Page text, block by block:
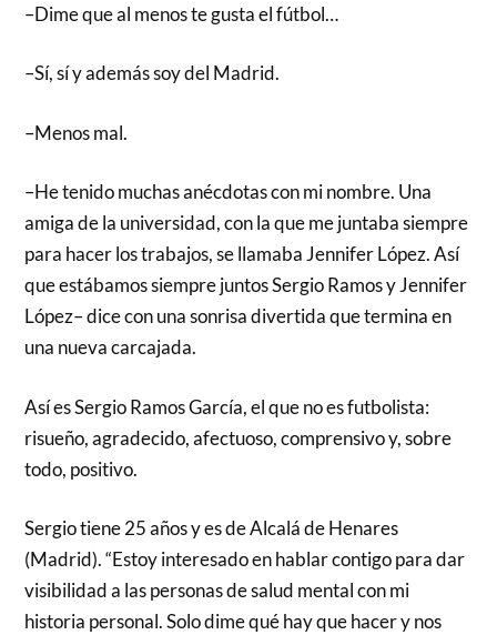
–Dime que al menos te gusta el fútbol…
–Sí, sí y además soy del Madrid.
–Menos mal.
–He tenido muchas anécdotas con mi nombre. Una
amiga de la universidad, con la que me juntaba siempre
para hacer los trabajos, se llamaba Jennifer López. Así
que estábamos siempre juntos Sergio Ramos y Jennifer
López– dice con una sonrisa divertida que termina en
una nueva carcajada.
Así es Sergio Ramos García, el que no es futbolista:
risueño, agradecido, afectuoso, comprensivo y, sobre
todo, positivo.
Sergio tiene 25 años y es de Alcalá de Henares
(Madrid). “Estoy interesado en hablar contigo para dar
visibilidad a las personas de salud mental con mi
historia personal. Solo dime qué hay que hacer y nos